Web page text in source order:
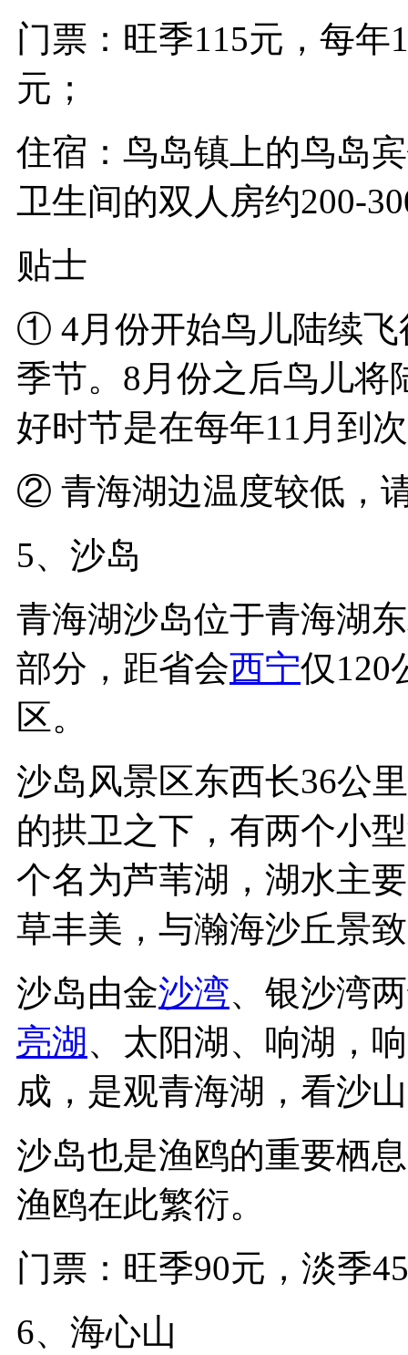
门票：旺季115元，每
元；
住宿：鸟岛镇上的鸟岛
卫生间的双人房约200-
贴士
① 4月份开始鸟儿陆续飞
季节。8月份之后鸟儿将
好时节是在每年11月到
② 青海湖边温度较低，
5、沙岛
青海湖沙岛位于青海湖
部分，距省会西宁仅120
区。
沙岛风景区东西长36公
的拱卫之下，有两个小
个名为芦苇湖，湖水主
草丰美，与瀚海沙丘景
沙岛由金沙湾、银沙湾
亮湖 、太阳湖、响湖，
成，是观青海湖，看沙
沙岛也是渔鸥的重要栖
渔鸥在此繁衍。
门票：旺季90元，淡季
6、海心山